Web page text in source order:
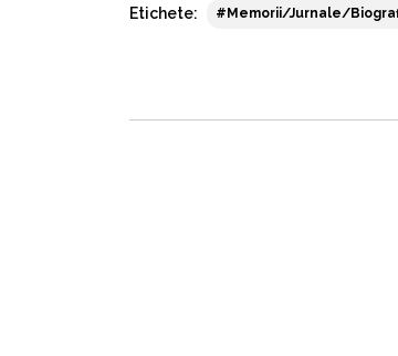
Etichete: #Memorii/Jurnale/